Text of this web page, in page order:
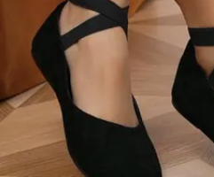
Image credits: INSTAGRAM